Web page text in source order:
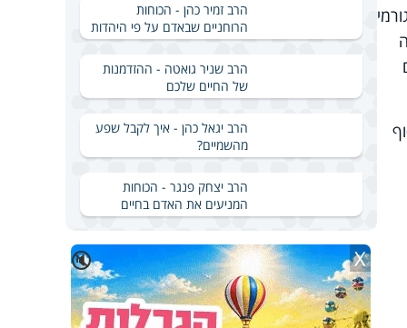
הרב זמיר כהן - הכוחות
הרוחניים שבאדם על פי היהדות
הרב שניר גואטה - ההזדמנות
של החיים שלכם
הרב יגאל כהן - איך לקבל שפע
מהשמיים?
הרב יצחק פנגר - הכוחות
המניעים את האדם בחיים
🔇 X